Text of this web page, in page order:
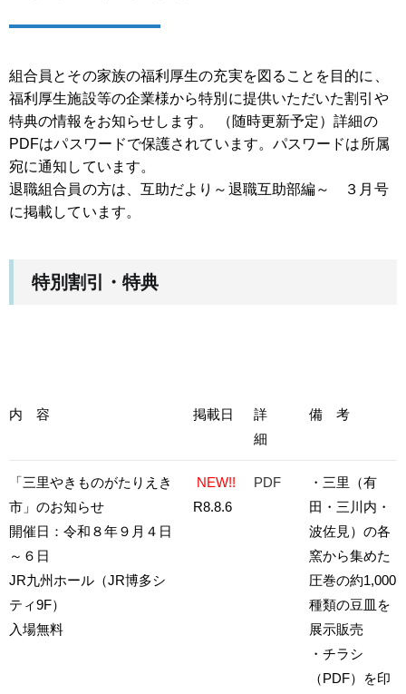
組合員とその家族の福利厚生の充実を図ることを目的に、
福利厚生施設等の企業様から特別に提供いただいた割引や
特典の情報をお知らせします。 （随時更新予定）詳細の
PDFはパスワードで保護されています。パスワードは所属
宛に通知しています。
退職組合員の方は、互助だより～退職互助部編～ ３月号
に掲載しています。
特別割引・特典
内 容 掲載日
詳
細
備 考
「三里やきものがたりえき
市」のお知らせ
開催日：令和８年９月４日
～６日
JR九州ホール（JR博多シ
ティ9F）
入場無料
NEW!!
R8.8.6
PDF
・三里（有
田・三川内・
波佐見）の各
窯から集めた
圧巻の約1,000
種類の豆皿を
展示販売
・チラシ
（PDF）を印